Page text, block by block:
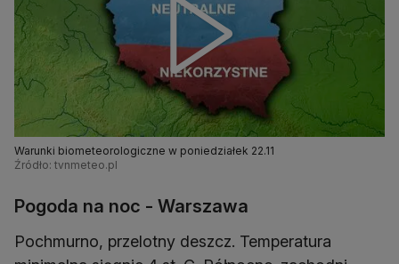
Warunki biometeorologiczne w poniedziałek 22.11
Źródło: tvnmeteo.pl
Pogoda na noc - Warszawa
Pochmurno, przelotny deszcz. Temperatura